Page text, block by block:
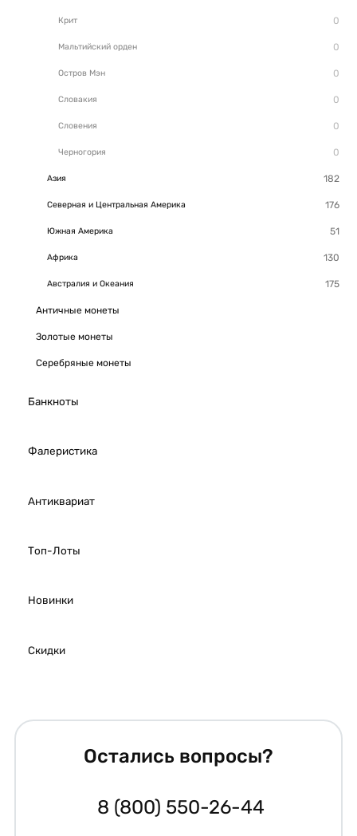
Крит
Мальтийский орден
Остров Мэн
Словакия
Словения
Черногория
Азия
Северная и Центральная Америка
Южная Америка
Африка
Австралия и Океания
Античные монеты
Золотые монеты
Серебряные монеты
Банкноты
Фалеристика
Антиквариат
Топ-Лоты
Новинки
Скидки
Остались вопросы?
8 (800) 550-26-44